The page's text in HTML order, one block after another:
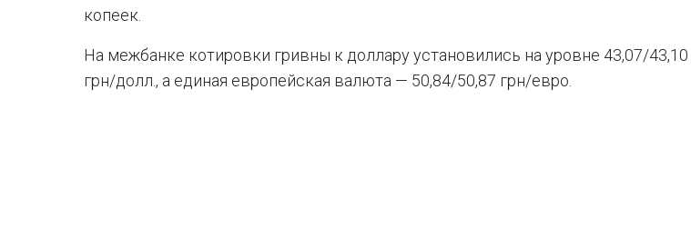
копеек.
На межбанке котировки гривны к доллару установились на уровне 43,07/43,10
грн/долл., а единая европейская валюта — 50,84/50,87 грн/евро.